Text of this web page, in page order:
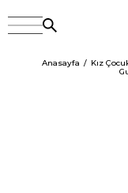
Anasayfa Kız